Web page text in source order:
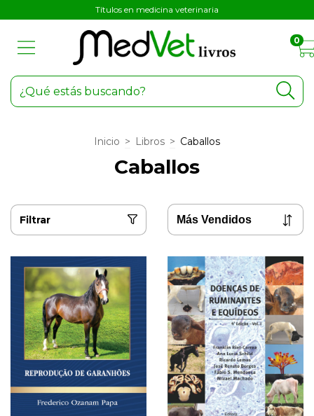
Títulos en medicina veterinaria
0
Inicio > Libros > Caballos
Caballos
Filtrar